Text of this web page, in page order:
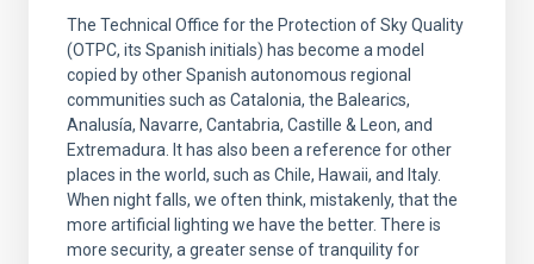
The Technical Office for the Protection of Sky Quality
(OTPC, its Spanish initials) has become a model
copied by other Spanish autonomous regional
communities such as Catalonia, the Balearics,
Analusía, Navarre, Cantabria, Castille & Leon, and
Extremadura. It has also been a reference for other
places in the world, such as Chile, Hawaii, and Italy.
When night falls, we often think, mistakenly, that the
more artificial lighting we have the better. There is
more security, a greater sense of tranquility for